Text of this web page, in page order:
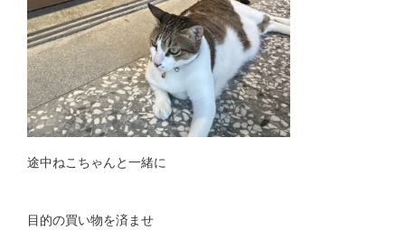
途中ねこちゃんと一緒に
目的の買い物を済ませ